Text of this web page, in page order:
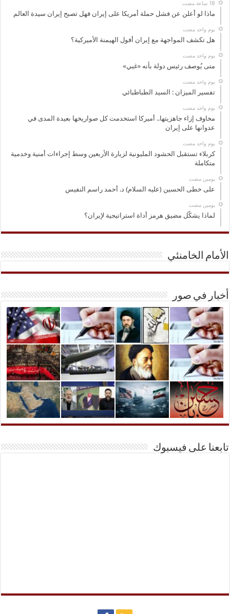
ماذا لو أعلن عن فشل حملة أمريكا على إيران فهل تصبح إيران سيدة العالم
‏يوم واحد مضت
هل تكشف المواجهة مع إيران أفول الهيمنة الأميركية؟
‏يوم واحد مضت
متى يُوصف رئيس دولة بأنه «غبي»
‏يوم واحد مضت
تفسير الميزان : السيد الطباطبائي
‏يوم واحد مضت
مخاوف إزاء جاهزيتها.. أميركا استخدمت كل صواريخها بعيدة المدى في
عدوانها على إيران
‏يوم واحد مضت
كربلاء تستقبل الحشود المليونية لزيارة الأربعين وسط إجراءات أمنية وخدمية
متكاملة
‏يومين مضت
على خطى الحسين (عليه السلام) د. أحمد راسم النفيس
‏يومين مضت
لماذا يشكّل مضيق هرمز أداة استراتيجية لإيران؟
الأمام الخامنئي
أخبار في صور
تابعنا على فيسبوك